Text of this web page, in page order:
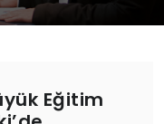
Eğitim